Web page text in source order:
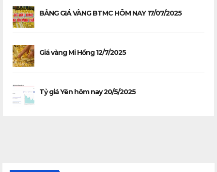
BẢNG GIÁ VÀNG BTMC HÔM NAY 17/07/2025
Giá vàng Mi Hồng 12/7/2025
Tỷ giá Yên hôm nay 20/5/2025